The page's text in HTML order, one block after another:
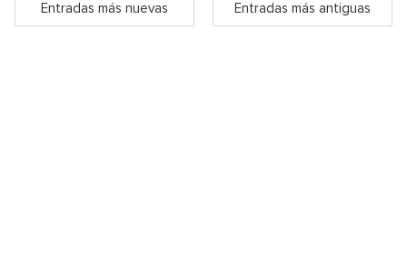
Entradas más nuevas Entradas más antiguas